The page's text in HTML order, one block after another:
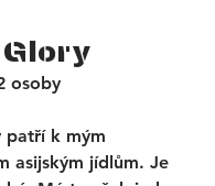
osoby
patří k mým
asijským jídlům. Je